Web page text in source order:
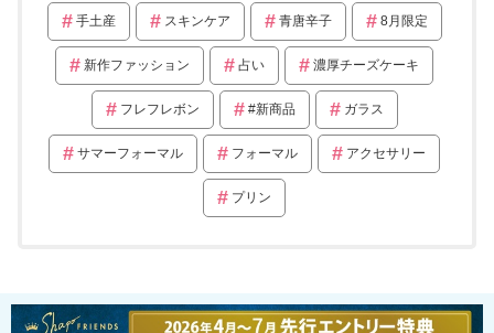
手土産 スキンケア 青唐辛子 8月限定
新作ファッション 占い 濃厚チーズケーキ
フレフレボン #新商品 ガラス
サマーフォーマル フォーマル アクセサリー
プリン